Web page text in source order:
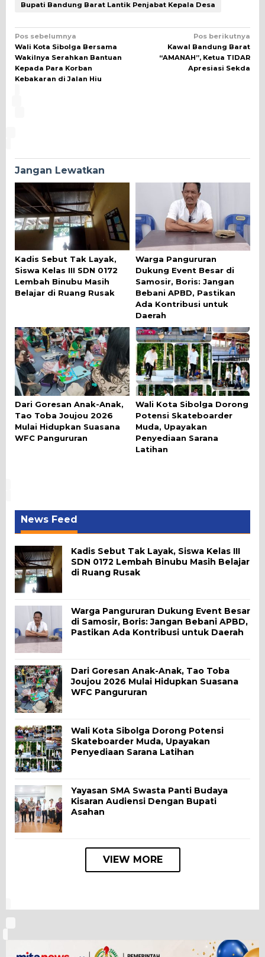
Bupati Bandung Barat Lantik Penjabat Kepala Desa
Navigasi
pos
Pos sebelumnya
Wali Kota Sibolga Bersama
Wakilnya Serahkan Bantuan
Kepada Para Korban
Kebakaran di Jalan Hiu
Pos berikutnya
Kawal Bandung Barat
“AMANAH”, Ketua TIDAR
Apresiasi Sekda
Jangan Lewatkan
Kadis Sebut Tak Layak,
Siswa Kelas III SDN 0172
Lembah Binubu Masih
Belajar di Ruang Rusak
Warga Pangururan
Dukung Event Besar di
Samosir, Boris: Jangan
Bebani APBD, Pastikan
Ada Kontribusi untuk
Daerah
Dari Goresan Anak-Anak,
Tao Toba Joujou 2026
Mulai Hidupkan Suasana
WFC Pangururan
Wali Kota Sibolga Dorong
Potensi Skateboarder
Muda, Upayakan
Penyediaan Sarana
Latihan
News Feed
Kadis Sebut Tak Layak, Siswa Kelas III
SDN 0172 Lembah Binubu Masih Belajar
di Ruang Rusak
Warga Pangururan Dukung Event Besar
di Samosir, Boris: Jangan Bebani APBD,
Pastikan Ada Kontribusi untuk Daerah
Dari Goresan Anak-Anak, Tao Toba
Joujou 2026 Mulai Hidupkan Suasana
WFC Pangururan
Wali Kota Sibolga Dorong Potensi
Skateboarder Muda, Upayakan
Penyediaan Sarana Latihan
Yayasan SMA Swasta Panti Budaya
Kisaran Audiensi Dengan Bupati
Asahan
VIEW MORE